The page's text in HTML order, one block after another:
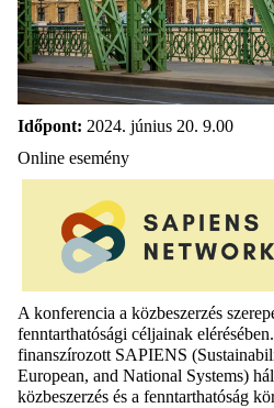
Időpont: 2024. június 20. 9.00
Online esemény
A konferencia a közbeszerzés
fenntarthatósági céljainak
finanszírozott SAPIENS
European, and National Systems)
közbeszerzés és a fenntarthatóság